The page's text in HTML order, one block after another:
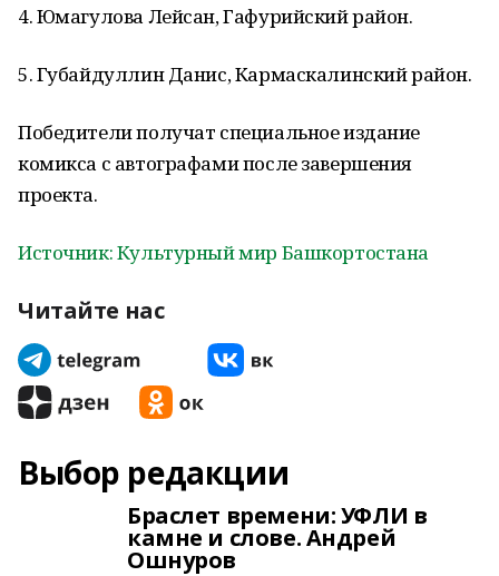
4. Юмагулова Лейсан, Гафурийский район.
5. Губайдуллин Данис, Кармаскалинский район.
Победители получат специальное издание
комикса с автографами после завершения
проекта.
Источник: Культурный мир Башкортостана
Читайте нас
Выбор редакции
Браслет времени: УФЛИ в
камне и слове. Андрей
Ошнуров